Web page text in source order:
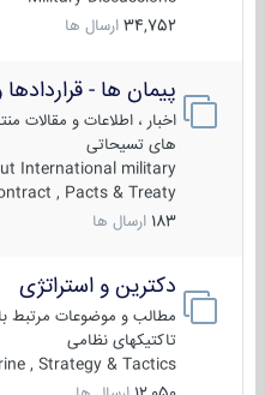
34,752 ارسال ها
پیمان ها - قراردادها
اخبار ، اطلاعات و مقالات
های تسیحاتی
International military
Contract , Pacts & Treaty
183 ارسال ها
دکترین و استراتژی
مطالب و موضوعات مرتبط با
تاکتیکهای نظامی
, Strategy & Tactics